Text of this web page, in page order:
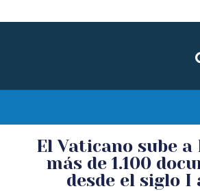
El Vaticano sube
más de 1.100
desde el siglo I